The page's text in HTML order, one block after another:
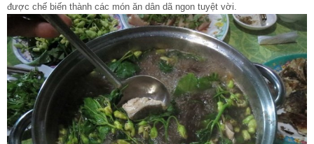
được chế biến thành các món ăn dân dã ngon tuyệt vời.